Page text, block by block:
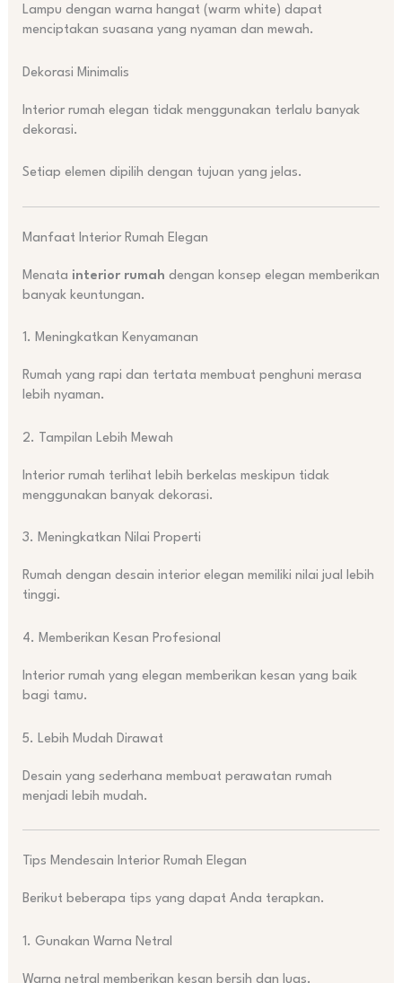
Lampu dengan warna hangat (warm white) dapat
menciptakan suasana yang nyaman dan mewah.
Dekorasi Minimalis
Interior rumah elegan tidak menggunakan terlalu banyak
dekorasi.
Setiap elemen dipilih dengan tujuan yang jelas.
Manfaat Interior Rumah Elegan
Menata interior rumah dengan konsep elegan memberikan
banyak keuntungan.
1. Meningkatkan Kenyamanan
Rumah yang rapi dan tertata membuat penghuni merasa
lebih nyaman.
2. Tampilan Lebih Mewah
Interior rumah terlihat lebih berkelas meskipun tidak
menggunakan banyak dekorasi.
3. Meningkatkan Nilai Properti
Rumah dengan desain interior elegan memiliki nilai jual lebih
tinggi.
4. Memberikan Kesan Profesional
Interior rumah yang elegan memberikan kesan yang baik
bagi tamu.
5. Lebih Mudah Dirawat
Desain yang sederhana membuat perawatan rumah
menjadi lebih mudah.
Tips Mendesain Interior Rumah Elegan
Berikut beberapa tips yang dapat Anda terapkan.
1. Gunakan Warna Netral
Warna netral memberikan kesan bersih dan luas.